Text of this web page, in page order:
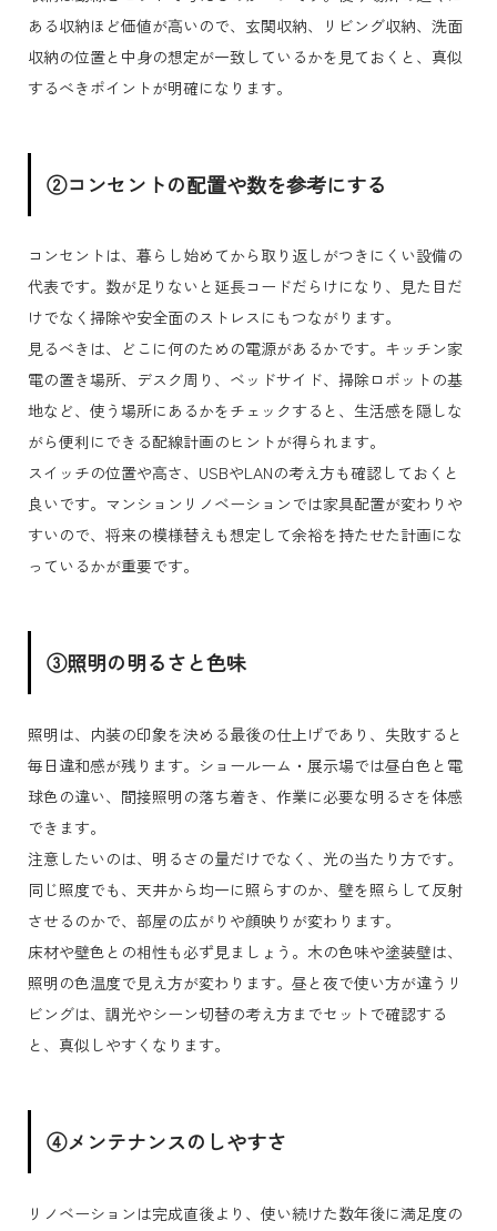
ある収納ほど価値が高いので、玄関収納、リビング収納、洗面
収納の位置と中身の想定が一致しているかを見ておくと、真似
するべきポイントが明確になります。
②コンセントの配置や数を参考にする
コンセントは、暮らし始めてから取り返しがつきにくい設備の
代表です。数が足りないと延長コードだらけになり、見た目だ
けでなく掃除や安全面のストレスにもつながります。
見るべきは、どこに何のための電源があるかです。キッチン家
電の置き場所、デスク周り、ベッドサイド、掃除ロボットの基
地など、使う場所にあるかをチェックすると、生活感を隠しな
がら便利にできる配線計画のヒントが得られます。
スイッチの位置や高さ、USBやLANの考え方も確認しておくと
良いです。マンションリノベーションでは家具配置が変わりや
すいので、将来の模様替えも想定して余裕を持たせた計画にな
っているかが重要です。
③照明の明るさと色味
照明は、内装の印象を決める最後の仕上げであり、失敗すると
毎日違和感が残ります。ショールーム・展示場では昼白色と電
球色の違い、間接照明の落ち着き、作業に必要な明るさを体感
できます。
注意したいのは、明るさの量だけでなく、光の当たり方です。
同じ照度でも、天井から均一に照らすのか、壁を照らして反射
させるのかで、部屋の広がりや顔映りが変わります。
床材や壁色との相性も必ず見ましょう。木の色味や塗装壁は、
照明の色温度で見え方が変わります。昼と夜で使い方が違うリ
ビングは、調光やシーン切替の考え方までセットで確認する
と、真似しやすくなります。
④メンテナンスのしやすさ
リノベーションは完成直後より、使い続けた数年後に満足度の